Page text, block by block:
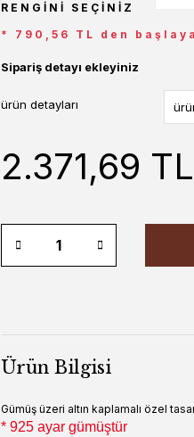
RENGINI SEÇINIZ
* 790,56 TL den
Sipariş detayı ekleyiniz
ürün detayları
2.371,69 TL
Ürün Bilgisi
Gümüş üzeri altın kaplamalı özel
* 925 ayar gümüştür